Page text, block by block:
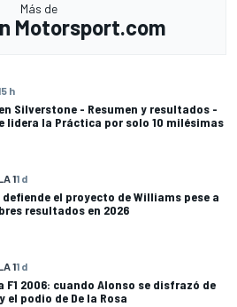
Más de
Motorsport.com
h
Silverstone - Resumen y resultados -
lidera la Práctica por solo 10 milésimas
11 d
defiende el proyecto de Williams pese a
resultados en 2026
11 d
F1 2006: cuando Alonso se disfrazó de
el podio de De la Rosa